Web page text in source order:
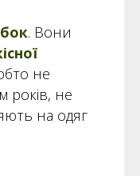
. Вони
не
років, не
на одяг